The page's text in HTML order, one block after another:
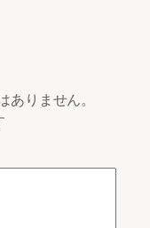
ありません。